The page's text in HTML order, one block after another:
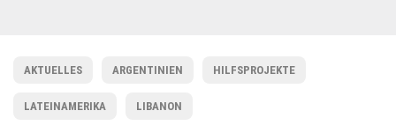
AKTUELLES ARGENTINIEN HILFSPROJEKTE
LATEINAMERIKA LIBANON